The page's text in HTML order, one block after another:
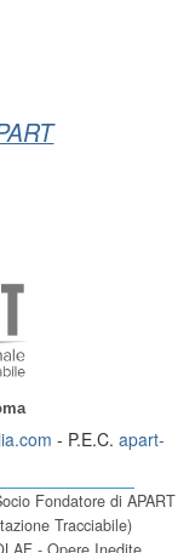
- P.E.C. apart-
Fondatore di APART
Tracciabile)